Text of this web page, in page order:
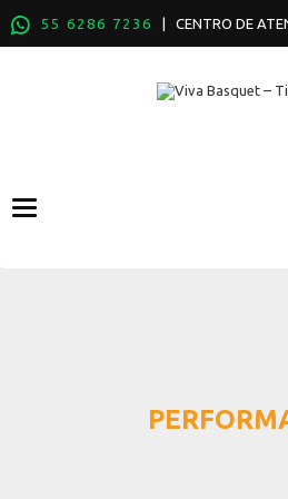
55 6286 7236 | CENTRO DE
Categories